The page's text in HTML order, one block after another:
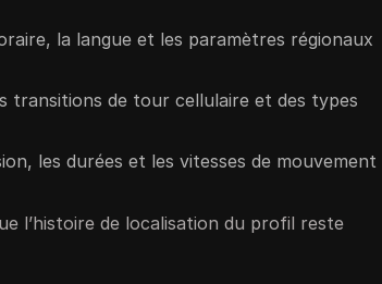
la langue et les paramètres régionaux
transitions de tour cellulaire et des types
les durées et les vitesses de mouvement
l’histoire de localisation du profil reste